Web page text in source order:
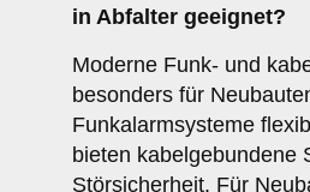
in Abfalter geeignet?
Moderne Funk- und
besonders für
Funkalarmsysteme
bieten kabelgebundene
Störsicherheit. Für